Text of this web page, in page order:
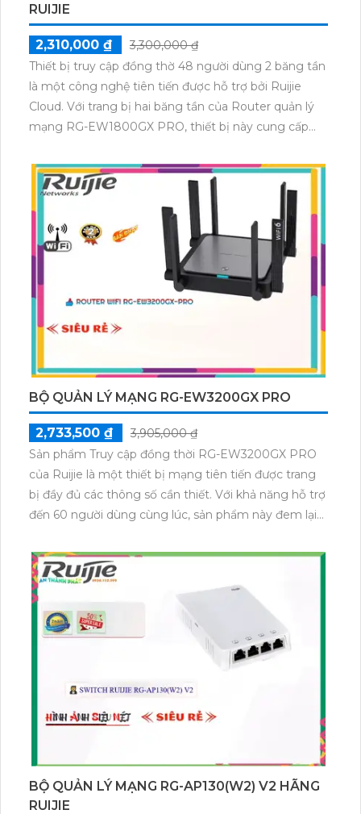
RUIJIE
2,310,000 ₫
3,300,000 ₫
Thiết bị truy cập đồng thờ 48 người dùng 2 băng tần
là một công nghệ tiên tiến được hỗ trợ bởi Ruijie
Cloud. Với trang bị hai băng tần của Router quản lý
mạng RG-EW1800GX PRO, thiết bị này cung cấp
giúp tăng cường ổn định và tốc độ của mạng, đồng
thời hỗ trợ quản lí thông qua nền tảng Ruijie Cloud.
BỘ QUẢN LÝ MẠNG RG-EW3200GX PRO
2,733,500 ₫
3,905,000 ₫
Sản phẩm Truy cập đồng thời RG-EW3200GX PRO
của Ruijie là một thiết bị mạng tiên tiến được trang
bị đầy đủ các thông số cần thiết. Với khả năng hỗ trợ
đến 60 người dùng cùng lúc, sản phẩm này đem lại
điểm nổi bật của RG-EW3200GX PRO là khả năng
hoạt động trên 2 băng tần, giúp tối ưu hóa tốc độ và
độ phủ sóng của mạng. Sử dụng công nghệ Ruijie
Cloud, thiết bị này cung cấp cho người dùng khả
năng quản lí mạng linh hoạt và tiện lợi.Với thiết kế
hiện đại và hỗ trợ nhiều tính năng, RG-EW3200GX
chức có yêu cầu về độ tin cậy và hiệu suất cao trong
việc kết nối mạng.Sản phẩm truy cập đồng thời RG-
EW3200GX PRO có thông số kỹ thuật với khả năng
hỗ trợ đến 60 người dùng cùng lúc. Sản phẩm này sử
dụng công nghệ trang bị 2 băng tần, giúp tăng
cường khả năng ổn định và tăng tốc độ kết nối
BỘ QUẢN LÝ MẠNG RG-AP130(W2) V2 HÃNG
RUIJIE